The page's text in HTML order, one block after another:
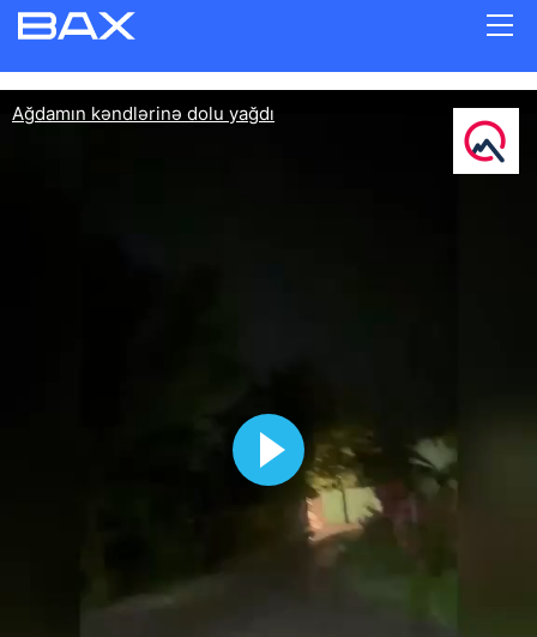
Ağdamın kəndlərinə dolu yağdı